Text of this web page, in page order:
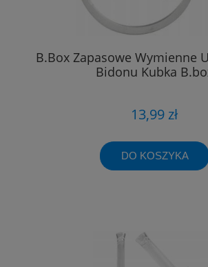
B.Box Zapasowe Wymienne
Bidonu Kubka
13,99 zł
DO KOSZYKA